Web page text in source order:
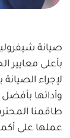
صيانة
بأعلى معايير
لإجراء
وأدائها بأفضل
طاقمنا
عملها على